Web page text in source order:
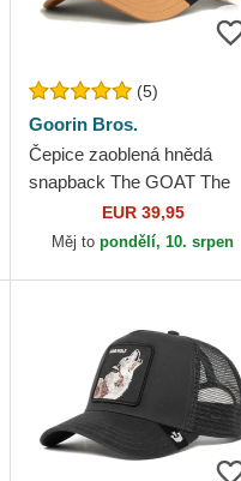
(5)
Goorin Bros.
Čepice zaoblená hnědá
snapback The GOAT The
Farm Goorin Bros.
EUR 39,95
Měj topondělí, 10. srpen